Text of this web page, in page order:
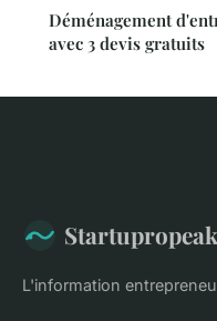
Déménagement
avec 3 devis gratuits
Startupropeak
L'information